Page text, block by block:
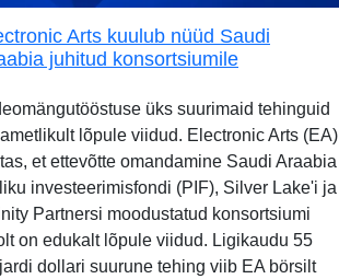
Arts kuulub nüüd Saudi
juhitud konsortsiumile
üks suurimaid tehinguid
lõpule viidud. Electronic Arts (EA)
et ettevõtte omandamine Saudi Araabia
investeerimisfondi (PIF), Silver Lake'i ja
Partnersi moodustatud konsortsiumi
on edukalt lõpule viidud. Ligikaudu 55
dollari suurune tehing viib EA börsilt